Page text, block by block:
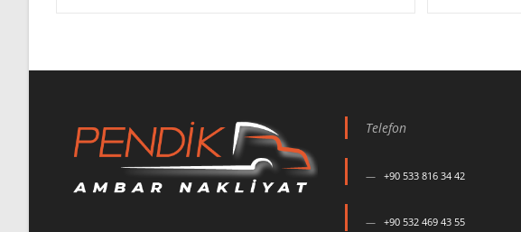
Telefon
+90 533 816 34 42
+90 532 469 43 55